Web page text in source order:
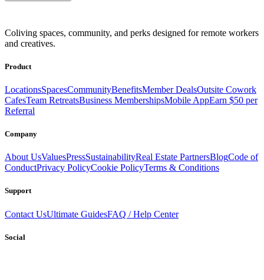
Coliving spaces, community, and perks designed for remote workers
and creatives.
Product
LocationsSpacesCommunityBenefitsMember DealsOutsite Cowork
CafesTeam RetreatsBusiness MembershipsMobile AppEarn $50 per
Referral
Company
About UsValuesPressSustainabilityReal Estate PartnersBlogCode of
ConductPrivacy PolicyCookie PolicyTerms & Conditions
Support
Contact UsUltimate GuidesFAQ / Help Center
Social